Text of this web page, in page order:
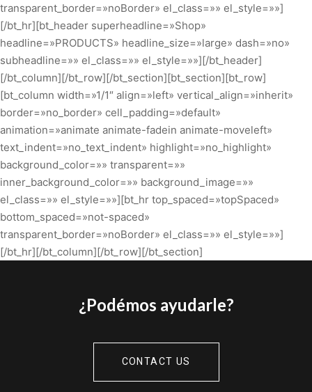
transparent_border=»noBorder» el_class=»» el_style=»»]
[/bt_hr][bt_header superheadline=»Shop»
headline=»PRODUCTS» headline_size=»large» dash=»no»
subheadline=»» el_class=»» el_style=»»][/bt_header]
[/bt_column][/bt_row][/bt_section][bt_section][bt_row]
[bt_column width=»1/1″ align=»left» vertical_align=»inherit»
border=»no_border» cell_padding=»default»
animation=»animate animate-fadein animate-moveleft»
text_indent=»no_text_indent» highlight=»no_highlight»
background_color=»» transparent=»»
inner_background_color=»» background_image=»»
el_class=»» el_style=»»][bt_hr top_spaced=»topSpaced»
bottom_spaced=»not-spaced»
transparent_border=»noBorder» el_class=»» el_style=»»]
[/bt_hr][/bt_column][/bt_row][/bt_section]
¿Podémos ayudarle?
CONTACT US